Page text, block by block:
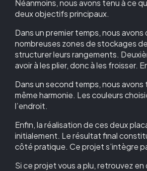
Néanmoins, nous avons tenu à ce
deux objectifs principaux.
Dans un premier temps, nous
nombreuses zones de stockages
structurer leurs rangements.
avoir à les plier, donc à les froisser.
Dans un second temps, nous
même harmonie. Les couleurs
l’endroit.
Enfin, la réalisation de ces deux
initialement. Le résultat final
côté pratique. Ce projet s’intègre
Si ce projet vous a plu, retrouvez en